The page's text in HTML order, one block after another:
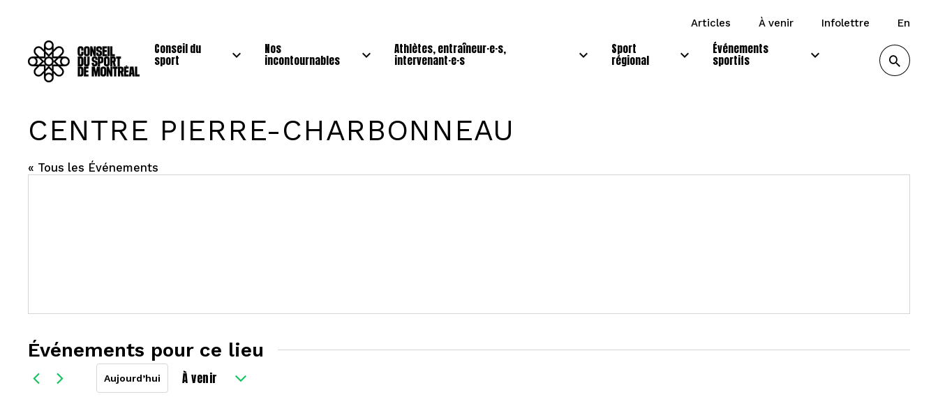
articles à venir infolettre en
Conseil du
sport
Nos
incontournables
Athlètes, entraîneur·e·s,
intervenant·e·s
Sport
régional
Événements
sportifs
CENTRE PIERRE-CHARBONNEAU
« Tous les Événements
Événements pour ce lieu
Aujourd’hui À venir